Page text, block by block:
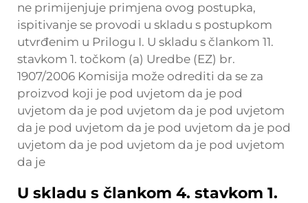
ne primijenjuje primjena ovog postupka,
ispitivanje se provodi u skladu s postupkom
utvrđenim u Prilogu I. U skladu s člankom 11.
stavkom 1. točkom (a) Uredbe (EZ) br.
1907/2006 Komisija može odrediti da se za
proizvod koji je pod uvjetom da je pod
uvjetom da je pod uvjetom da je pod uvjetom
da je pod uvjetom da je pod uvjetom da je pod
uvjetom da je pod uvjetom da je pod uvjetom
da je
U skladu s člankom 4. stavkom 1.